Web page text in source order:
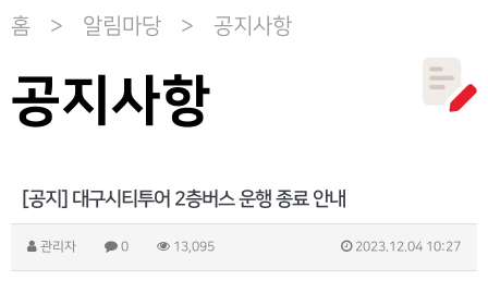
홈 > 알림마당 > 공지사항
공지사항
[공지] 대구시티투어 2층버스 운행 종료 안내
관리자 0 13,095 2023.12.04 10:27